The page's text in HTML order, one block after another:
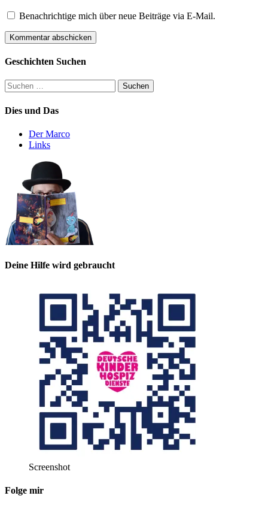
Benachrichtige mich über neue Beiträge via E-Mail.
Geschichten Suchen
Suchen
nach:
Dies und Das
Der Marco
Links
Deine Hilfe wird gebraucht
Screenshot
Folge mir